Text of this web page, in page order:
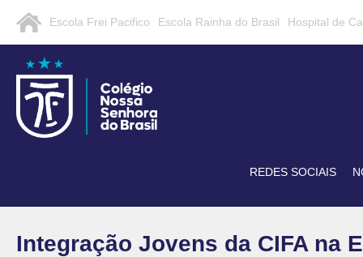
Escola Frei Pacifico Escola Rainha do Brasil Hospital de
REDES SOCIAIS
Integração Jovens da CIFA na